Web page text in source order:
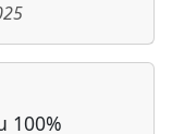
100%